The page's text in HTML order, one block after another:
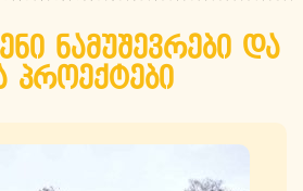
ნამუშევრები და
პროექტები